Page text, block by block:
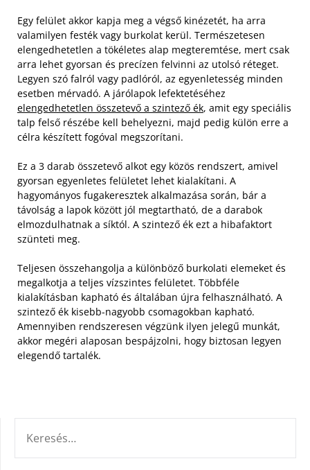
Egy felület akkor kapja meg a végső kinézetét, ha arra
valamilyen festék vagy burkolat kerül. Természetesen
elengedhetetlen a tökéletes alap megteremtése, mert csak
arra lehet gyorsan és precízen felvinni az utolsó réteget.
Legyen szó falról vagy padlóról, az egyenletesség minden
esetben mérvadó. A járólapok lefektetéséhez
elengedhetetlen összetevő a szintező ék, amit egy speciális
talp felső részébe kell behelyezni, majd pedig külön erre a
célra készített fogóval megszorítani.
Ez a 3 darab összetevő alkot egy közös rendszert, amivel
gyorsan egyenletes felületet lehet kialakítani. A
hagyományos fugakeresztek alkalmazása során, bár a
távolság a lapok között jól megtartható, de a darabok
elmozdulhatnak a síktól. A szintező ék ezt a hibafaktort
szünteti meg.
Teljesen összehangolja a különböző burkolati elemeket és
megalkotja a teljes vízszintes felületet. Többféle
kialakításban kapható és általában újra felhasználható. A
szintező ék kisebb-nagyobb csomagokban kapható.
Amennyiben rendszeresen végzünk ilyen jelegű munkát,
akkor megéri alaposan bespájzolni, hogy biztosan legyen
elegendő tartalék.